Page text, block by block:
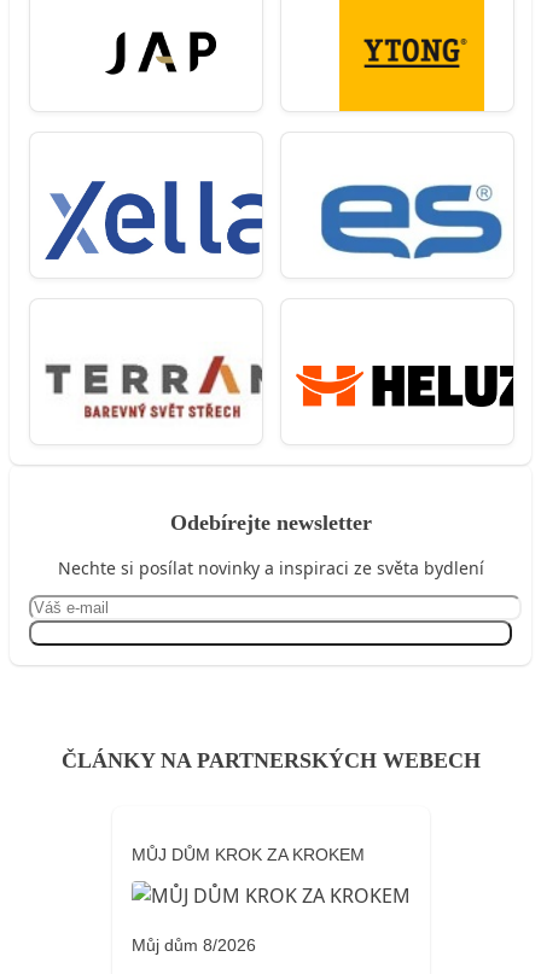
Odebírejte newsletter
Nechte si posílat novinky a inspiraci ze světa bydlení
ČLÁNKY NA PARTNERSKÝCH WEBECH
MŮJ DŮM KROK ZA KROKEM
Můj dům 8/2026